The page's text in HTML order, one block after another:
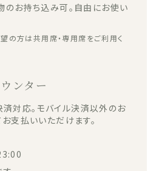
お持ち込み可。自由にお使い
の方は共用席・専用席をご利用く
ンター
済対応。モバイル決済以外のお
支払いいただけます。